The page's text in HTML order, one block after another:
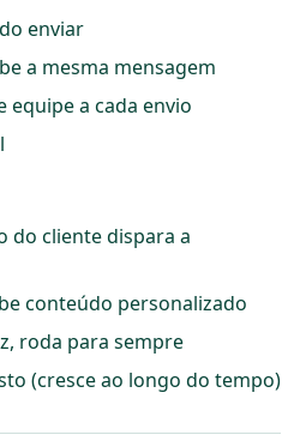
enviar
a mesma mensagem
equipe a cada envio
do cliente dispara a
conteúdo personalizado
roda para sempre
(cresce ao longo do tempo)